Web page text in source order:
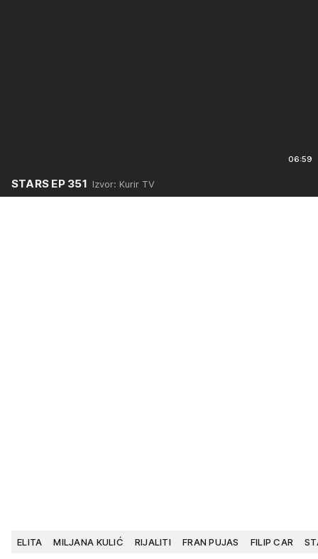
06:59
STARS EP 351 Izvor: Kurir TV
ELITA MILJANA KULIĆ RIJALITI FRAN PUJAS FILIP CAR